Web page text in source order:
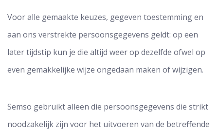
Voor alle gemaakte keuzes, gegeven toestemming en
aan ons verstrekte persoonsgegevens geldt: op een
later tijdstip kun je die altijd weer op dezelfde ofwel op
even gemakkelijke wijze ongedaan maken of wijzigen.
Semso gebruikt alleen die persoonsgegevens die strikt
noodzakelijk zijn voor het uitvoeren van de betreffende